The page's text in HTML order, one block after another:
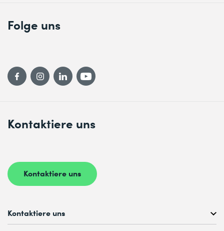
Kontaktiere uns
Kontaktiere uns
Folge uns
Kontaktiere uns